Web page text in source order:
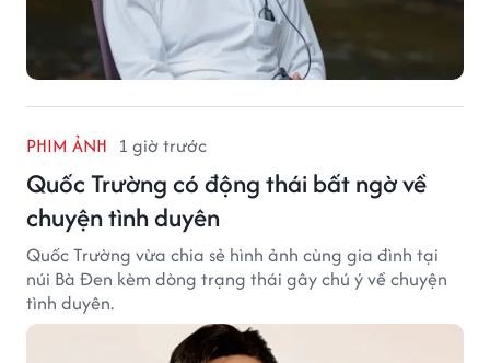
PHIM ẢNH 1 giờ trước
Quốc Trường có động thái bất ngờ về
chuyện tình duyên
Quốc Trường vừa chia sẻ hình ảnh cùng gia đình tại
núi Bà Đen kèm dòng trạng thái gây chú ý về chuyện
tình duyên.